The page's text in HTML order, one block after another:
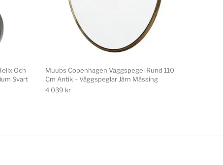
Och
Svart
Muubs Copenhagen Väggspegel Rund 110
Cm Antik – Väggspeglar Järn Mässing
4 039 kr